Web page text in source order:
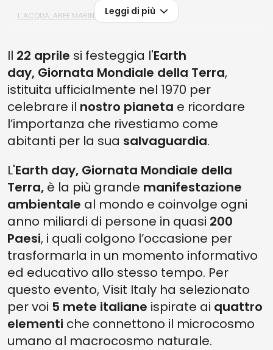
1. ACQUA: AREE MARINE SOMMERSE
Leggi di più
Il 22 aprile si festeggia l'Earth
day, Giornata Mondiale della Terra,
istituita ufficialmente nel 1970 per
celebrare il nostro pianeta e ricordare
l’importanza che rivestiamo come
abitanti per la sua salvaguardia.
L'Earth day, Giornata Mondiale della
Terra, è la più grande manifestazione
ambientale al mondo e coinvolge ogni
anno miliardi di persone in quasi 200
Paesi, i quali colgono l’occasione per
trasformarla in un momento informativo
ed educativo allo stesso tempo. Per
questo evento, Visit Italy ha selezionato
per voi 5 mete italiane ispirate ai quattro
elementi che connettono il microcosmo
umano al macrocosmo naturale.